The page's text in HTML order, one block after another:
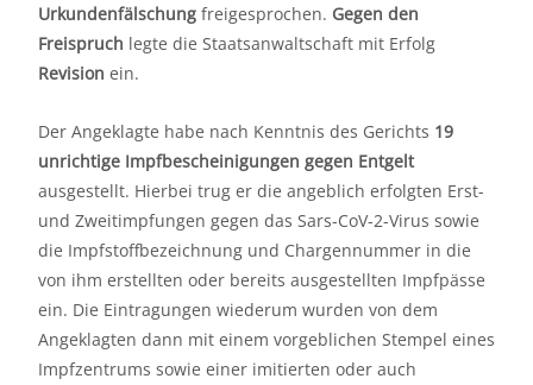
Urkundenfälschung freigesprochen. Gegen den
Freispruch legte die Staatsanwaltschaft mit Erfolg
Revision ein.
Der Angeklagte habe nach Kenntnis des Gerichts 19
unrichtige Impfbescheinigungen gegen Entgelt
ausgestellt. Hierbei trug er die angeblich erfolgten Erst-
und Zweitimpfungen gegen das Sars-CoV-2-Virus sowie
die Impfstoffbezeichnung und Chargennummer in die
von ihm erstellten oder bereits ausgestellten Impfpässe
ein. Die Eintragungen wiederum wurden von dem
Angeklagten dann mit einem vorgeblichen Stempel eines
Impfzentrums sowie einer imitierten oder auch